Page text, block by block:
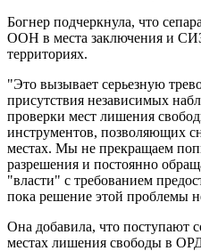
Богнер подчеркнула, что
ООН в места заключения и
территориях.
"Это вызывает серьезную
присутствия независимых
проверки мест лишения
инструментов, позволяющих
местах. Мы не прекращаем
разрешения и постоянно
"власти" с требованием
пока решение этой проблемы
Она добавила, что поступают
местах лишения свободы в